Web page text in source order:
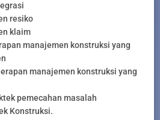
resiko
klaim
manajemen konstruksi yang
manajemen konstruksi yang
pemecahan masalah
Konstruksi.